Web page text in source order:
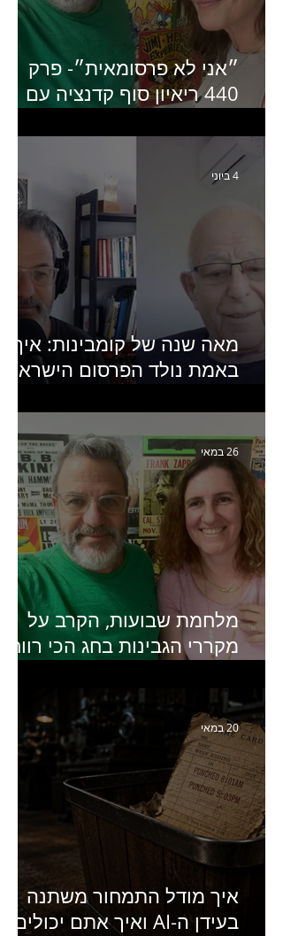
״אני לא פרסומאית״- פרק
440 ריאיון סוף קדנציה עם
מנכ״לית באומן בר ריבנאי
מאה שנה של קומבינות: איך
באמת נולד הפרסום
מחבר הספר "מסע פרסום:
פרקים בחיי הפרסום
4 ביוני
מלחמת שבועות, הקרב על
מקררי הגבינות בחג הכי רווחי
סמנכ״לית השיווק והמכירות
של מחלבות גד
26 במאי
איך מודל התמחור משתנה
בעידן ה-AI ואיך אתם יכולים
20 במאי